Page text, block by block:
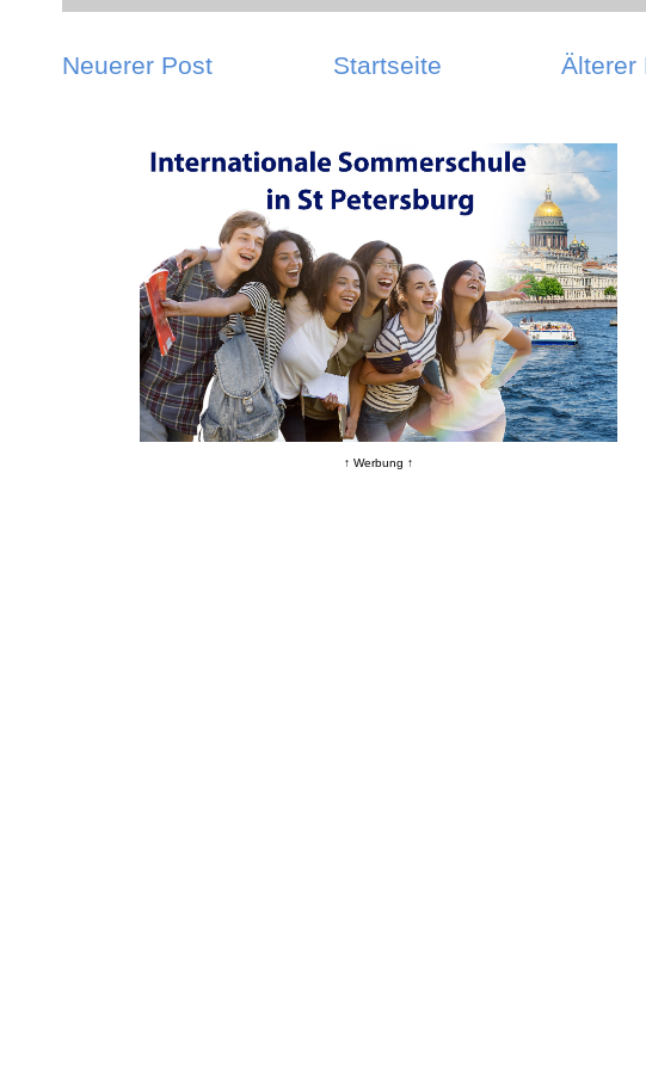
Neuerer Post Älterer
Startseite
↑ Werbung ↑